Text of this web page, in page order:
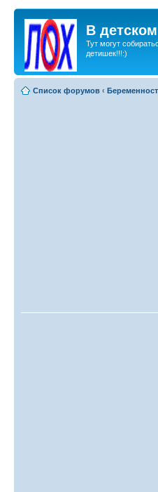
В
Тут могут
детишек!!!:)
Список форумов ‹